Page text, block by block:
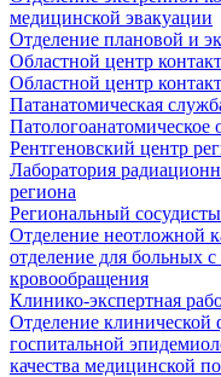
медицинской эвакуации
Отделение плановой и
Областной центр
Областной центр
Патанатомическая
Патологоанатомическое
Рентгеновский центр
Лаборатория
региона
Региональный
Отделение неотложной
отделение для больных
кровообращения
Клинико-экспертная
Отделение клинической
госпитальной
качества медицинской